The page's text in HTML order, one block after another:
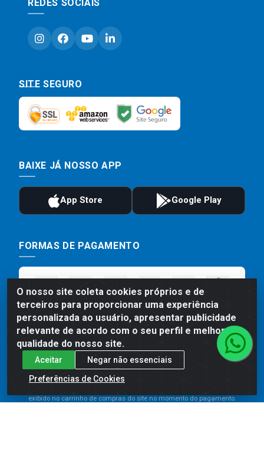
O nosso site coleta cookies próprios e de
terceiros para proporcionar uma experiência
personalizada ao usuário, apresentar publicidade
relevante de acordo com o seu perfil e melhorar a
qualidade do nosso site.
Aceitar
Negar não essenciais
Preferências de Cookies
REDES SOCIAIS
SITE SEGURO
BAIXE JÁ NOSSO APP
FORMAS DE PAGAMENTO
Preços, promoções, condições de pagamento e frete são válidos
para compras realizadas exclusivamente pelo site. Caso haja
exibido no carrinho de compras do site no momento do pagamento.